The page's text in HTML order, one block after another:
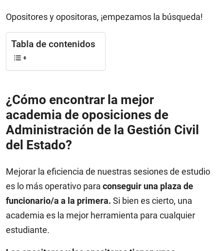
Opositores y opositoras, ¡empezamos la búsqueda!
Tabla de contenidos
¿Cómo encontrar la mejor
academia de oposiciones de
Administración de la Gestión Civil
del Estado?
Mejorar la eficiencia de nuestras sesiones de estudio
es lo más operativo para conseguir una plaza de
funcionario/a a la primera. Si bien es cierto, una
academia es la mejor herramienta para cualquier
estudiante.